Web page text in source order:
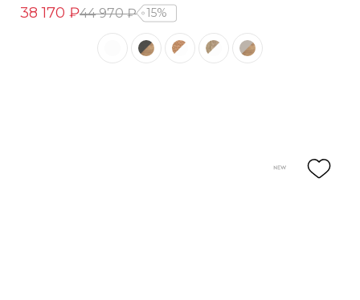
38 170 ₽44 970 ₽ 15%